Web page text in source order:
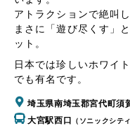
アトラクションで絶叫
まさに「遊び尽くす」
ット。
日本では珍しいホワイ
でも有名です。
埼玉県南埼玉郡宮代町須
大宮駅西口
（ソニックシテ